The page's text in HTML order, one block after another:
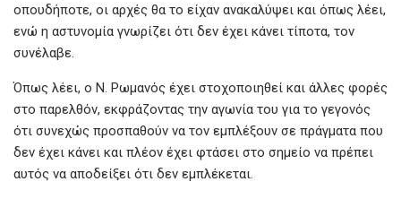
οπουδήποτε, οι αρχές θα το είχαν ανακαλύψει και όπως λέει,
ενώ η αστυνομία γνωρίζει ότι δεν έχει κάνει τίποτα, τον
συνέλαβε.
Όπως λέει, ο Ν. Ρωμανός έχει στοχοποιηθεί και άλλες φορές
στο παρελθόν, εκφράζοντας την αγωνία του για το γεγονός
ότι συνεχώς προσπαθούν να τον εμπλέξουν σε πράγματα που
δεν έχει κάνει και πλέον έχει φτάσει στο σημείο να πρέπει
αυτός να αποδείξει ότι δεν εμπλέκεται.